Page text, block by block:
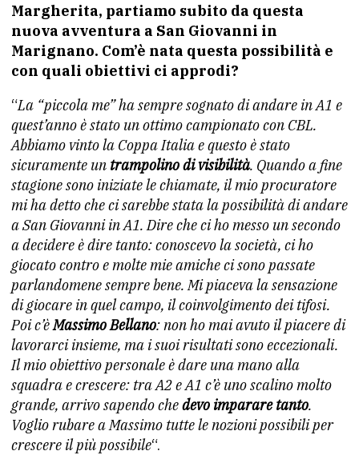
Margherita, partiamo subito da questa
nuova avventura a San Giovanni in
Marignano. Com’è nata questa possibilità e
con quali obiettivi ci approdi?
“La “piccola me” ha sempre sognato di andare in A1 e
quest’anno è stato un ottimo campionato con CBL.
Abbiamo vinto la Coppa Italia e questo è stato
sicuramente un trampolino di visibilità. Quando a fine
stagione sono iniziate le chiamate, il mio procuratore
mi ha detto che ci sarebbe stata la possibilità di andare
a San Giovanni in A1. Dire che ci ho messo un secondo
a decidere è dire tanto: conoscevo la società, ci ho
giocato contro e molte mie amiche ci sono passate
parlandomene sempre bene. Mi piaceva la sensazione
di giocare in quel campo, il coinvolgimento dei tifosi.
Poi c’èMassimo Bellano: non ho mai avuto il piacere di
lavorarci insieme, ma i suoi risultati sono eccezionali.
Il mio obiettivo personale è dare una mano alla
squadra e crescere: tra A2 e A1 c’è uno scalino molto
grande, arrivo sapendo chedevo imparare tanto.
Voglio rubare a Massimo tutte le nozioni possibili per
crescere il più possibile“.